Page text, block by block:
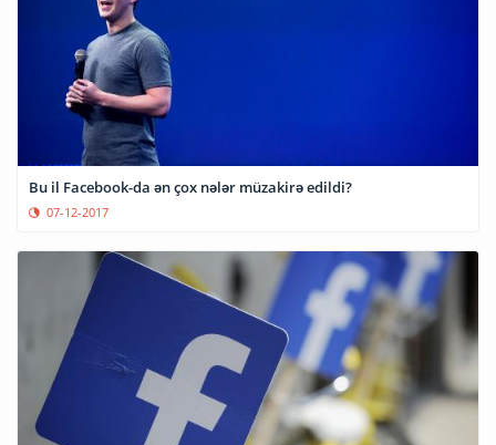
Bu il Facebook-da ən çox nələr müzakirə edildi?
07-12-2017